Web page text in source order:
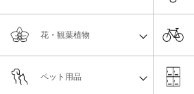
花・観葉植物
ペット用品